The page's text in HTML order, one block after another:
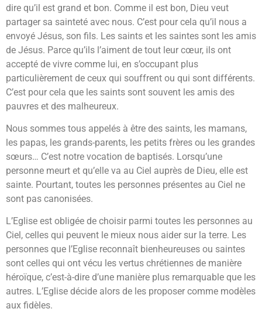
dire qu’il est grand et bon. Comme il est bon, Dieu veut
partager sa sainteté avec nous. C’est pour cela qu’il nous a
envoyé Jésus, son fils. Les saints et les saintes sont les amis
de Jésus. Parce qu’ils l’aiment de tout leur cœur, ils ont
accepté de vivre comme lui, en s’occupant plus
particulièrement de ceux qui souffrent ou qui sont différents.
C’est pour cela que les saints sont souvent les amis des
pauvres et des malheureux.
Nous sommes tous appelés à être des saints, les mamans,
les papas, les grands-parents, les petits frères ou les grandes
sœurs… C’est notre vocation de baptisés. Lorsqu’une
personne meurt et qu’elle va au Ciel auprès de Dieu, elle est
sainte. Pourtant, toutes les personnes présentes au Ciel ne
sont pas canonisées.
L’Eglise est obligée de choisir parmi toutes les personnes au
Ciel, celles qui peuvent le mieux nous aider sur la terre. Les
personnes que l’Eglise reconnaît bienheureuses ou saintes
sont celles qui ont vécu les vertus chrétiennes de manière
héroïque, c’est-à-dire d’une manière plus remarquable que les
autres. L’Eglise décide alors de les proposer comme modèles
aux fidèles.